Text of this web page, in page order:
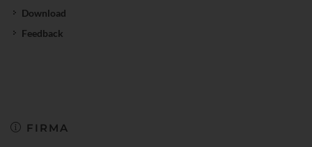
Download
Feedback
FIRMA